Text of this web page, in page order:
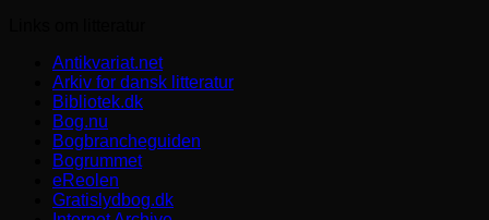
Antikvariat.net
Arkiv for dansk litteratur
Bibliotek.dk
Bog.nu
Bogbrancheguiden
Bogrummet
eReolen
Gratislydbog.dk